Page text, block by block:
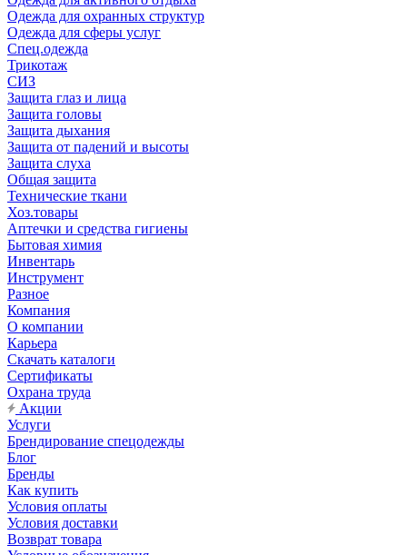
Одежда для охранных структур
Одежда для сферы услуг
Спец.одежда
Трикотаж
СИЗ
Защита глаз и лица
Защита головы
Защита дыхания
Защита от падений и высоты
Защита слуха
Общая защита
Технические ткани
Хоз.товары
Аптечки и средства гигиены
Бытовая химия
Инвентарь
Инструмент
Разное
Компания
О компании
Карьера
Cкачать каталоги
Сертификаты
Охрана труда
Акции
Услуги
Брендирование спецодежды
Блог
Бренды
Как купить
Условия оплаты
Условия доставки
Возврат товара